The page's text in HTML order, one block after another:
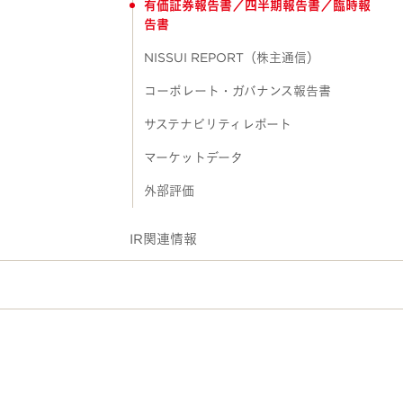
有価証券報告書／四半期報告書／臨時報
告書
NISSUI REPORT（株主通信）
コーポレート・ガバナンス報告書
サステナビリティレポート
マーケットデータ
外部評価
IR関連情報